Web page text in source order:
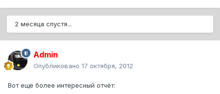
2 месяца спустя...
Admin
Опубликовано 17 октября, 2012
Вот ещё более интересный отчёт: